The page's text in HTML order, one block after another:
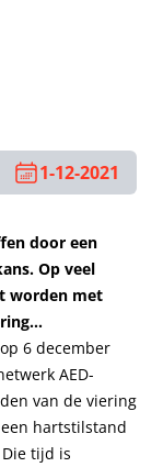
1-12-2021
door een
Op veel
worden met
6 december
AED-
van de viering
hartstilstand
tijd is